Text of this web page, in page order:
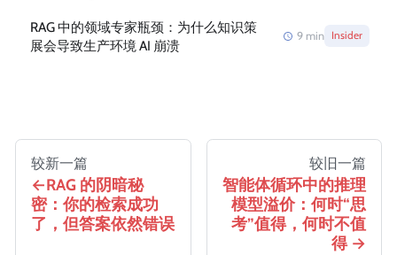
RAG 中的领域专家瓶颈：为什么知识策
展会导致生产环境 AI 崩溃
9 min Insider
较新一篇
RAG 的阴暗秘
密：你的检索成功
了，但答案依然错误
较旧一篇
智能体循环中的推理
模型溢价：何时“思
考”值得，何时不值
得